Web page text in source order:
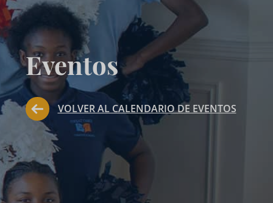
Eventos
VOLVER AL CALENDARIO DE EVENTOS